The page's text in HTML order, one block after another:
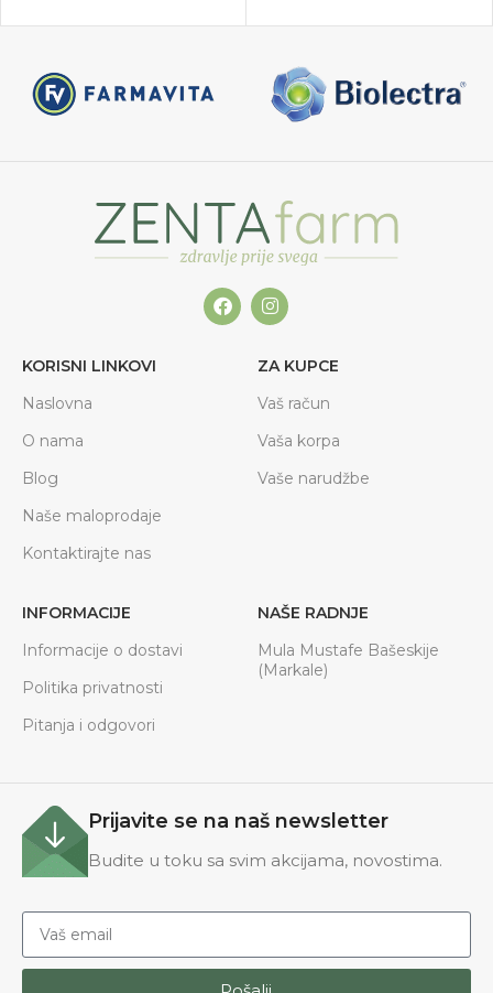
KORISNI LINKOVI
Naslovna
O nama
Blog
Naše maloprodaje
Kontaktirajte nas
ZA KUPCE
Vaš račun
Vaša korpa
Vaše narudžbe
INFORMACIJE
Informacije o dostavi
Politika privatnosti
Pitanja i odgovori
NAŠE RADNJE
Mula Mustafe Bašeskije
(Markale)
Prijavite se na naš newsletter
Budite u toku sa svim akcijama, novostima.